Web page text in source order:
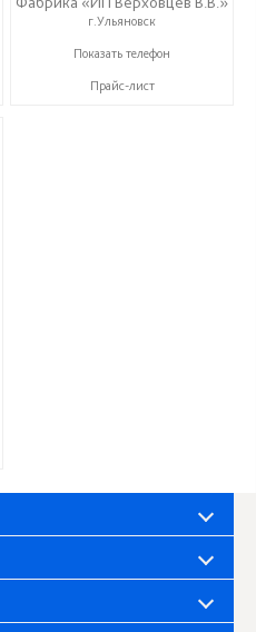
г.Ульяновск
8-987-637-27-82
Показать телефон
Прайс-лист